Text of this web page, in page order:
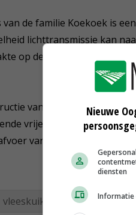
de familie Koekoek is
lichttransmissie kan
op de bestaande stallen
van de wintergartens
vrije doorrijhoogte.
van het regenwater van
vleeskuikens
Nieuwe
diensten
Informatie